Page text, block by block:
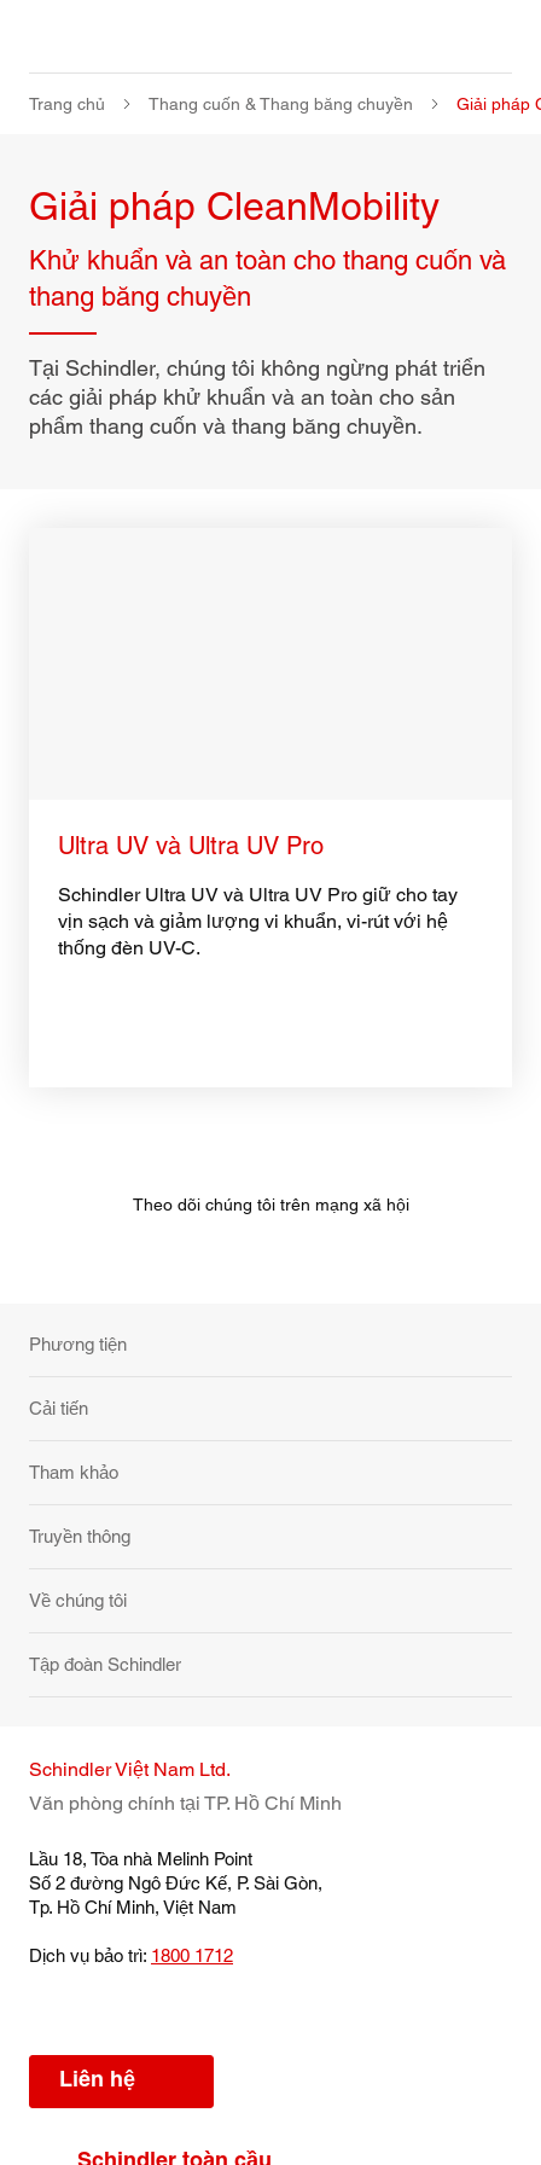
Trang chủ Thang cuốn & Thang băng chuyền Giải pháp
Giải pháp CleanMobility
Khử khuẩn và an toàn cho thang cuốn và
thang băng chuyền
Tại Schindler, chúng tôi không ngừng phát triển
các giải pháp khử khuẩn và an toàn cho sản
phẩm thang cuốn và thang băng chuyền.
Ultra UV và Ultra UV Pro
Schindler Ultra UV và Ultra UV Pro giữ cho tay
vịn sạch và giảm lượng vi khuẩn, vi-rút với hệ
thống đèn UV-C.
Theo dõi chúng tôi trên mạng xã hội
Phương tiện
Cải tiến
Tham khảo
Truyền thông
Về chúng tôi
Tập đoàn Schindler
Schindler Việt Nam Ltd.
Văn phòng chính tại TP. Hồ Chí Minh
Lầu 18, Tòa nhà Melinh Point
Số 2 đường Ngô Đức Kế, P. Sài Gòn,
Tp. Hồ Chí Minh, Việt Nam
Dịch vụ bảo trì: 1800 1712
Liên hệ